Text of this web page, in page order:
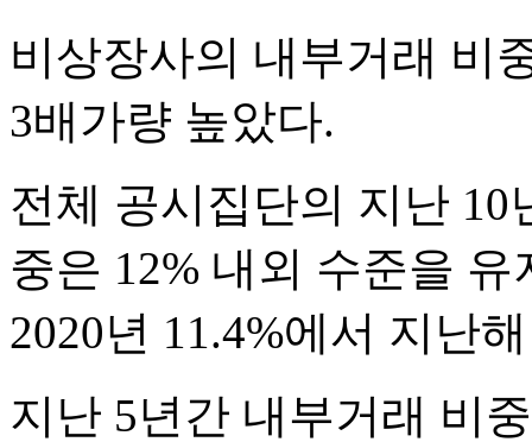
비상장사의 내부거래 비
3배가량 높았다.
전체 공시집단의 지난
중은 12% 내외 수준을
2020년 11.4%에서 지난
지난 5년간 내부거래 비